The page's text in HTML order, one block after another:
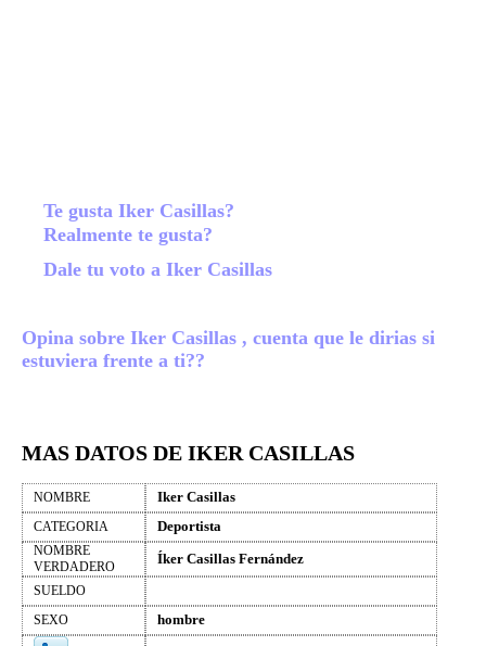
Te gusta Iker Casillas?
Realmente te gusta?
Dale tu voto a Iker Casillas
Opina sobre Iker Casillas , cuenta que le dirias si
estuviera frente a ti??
MAS DATOS DE IKER CASILLAS
NOMBRE Iker Casillas
CATEGORIA Deportista
NOMBRE
VERDADERO
Íker Casillas Fernández
SUELDO
SEXO
hombre